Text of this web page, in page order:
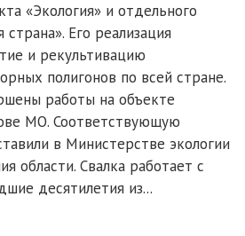
«Экология» и отдельного
Его реализация
и рекультивацию
полигонов по всей стране.
работы на объекте
МО. Соответствующую
в Министерстве экологии
области. Свалка работает с
десятилетия из...